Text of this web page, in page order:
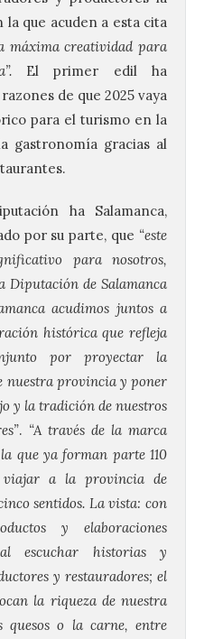
la que acuden a esta cita
máxima creatividad para
El primer edil ha
de que 2025 vaya
para el turismo en la
gastronomía gracias al
ha Salamanca,
por su parte, que “este
para nosotros,
de Salamanca
acudimos juntos a
histórica que refleja
por proyectar la
nuestra provincia y poner
y la tradición de nuestros
. “A través de la marca
que ya forman parte 110
viajar a la provincia de
sentidos. La vista: con
y elaboraciones
escuchar historias y
y restauradores; el
la riqueza de nuestra
quesos o la carne, entre